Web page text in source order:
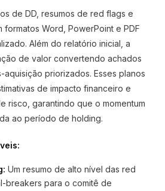
de DD, resumos de red flags e
Word, PowerPoint e PDF
Além do relatório inicial, a
de valor convertendo achados
priorizados. Esses planos
de impacto financeiro e
risco, garantindo que o momentum
ao período de holding.
Um resumo de alto nível das red
breakers para o comitê de